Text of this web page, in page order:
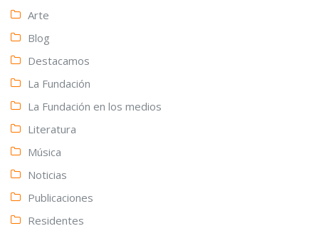
Arte
Blog
Destacamos
La Fundación
La Fundación en los medios
Literatura
Música
Noticias
Publicaciones
Residentes